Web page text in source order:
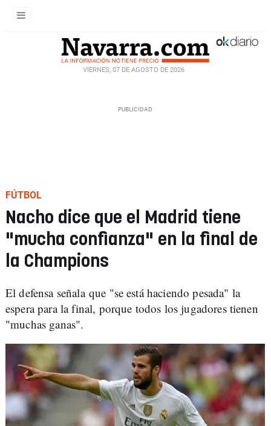
VIERNES, 07 DE AGOSTO DE 2026
FÚTBOL
Nacho dice que el Madrid tiene
"mucha confianza" en la final de
la Champions
El defensa señala que "se está haciendo pesada" la
espera para la final, porque todos los jugadores tienen
"muchas ganas".